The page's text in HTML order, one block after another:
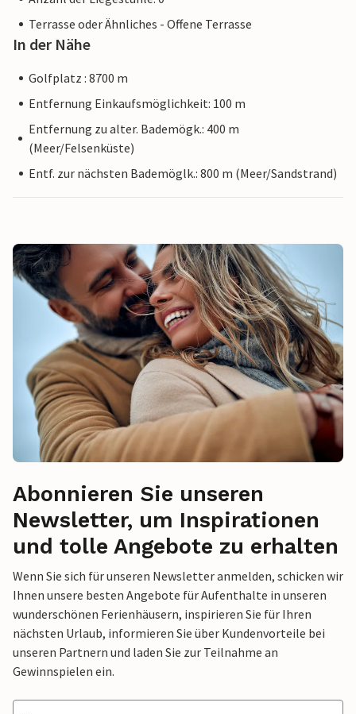
Terrasse oder Ähnliches - Offene Terrasse
In der Nähe
Golfplatz : 8700 m
Entfernung Einkaufsmöglichkeit: 100 m
Entfernung zu alter. Bademögk.: 400 m
(Meer/Felsenküste)
Entf. zur nächsten Bademöglk.: 800 m (Meer/Sandstrand)
Abonnieren Sie unseren
Newsletter, um Inspirationen
und tolle Angebote zu erhalten
Wenn Sie sich für unseren Newsletter anmelden, schicken wir
Ihnen unsere besten Angebote für Aufenthalte in unseren
wunderschönen Ferienhäusern, inspirieren Sie für Ihren
nächsten Urlaub, informieren Sie über Kundenvorteile bei
unseren Partnern und laden Sie zur Teilnahme an
Gewinnspielen ein.